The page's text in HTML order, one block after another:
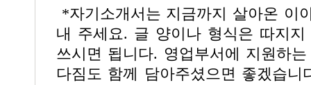
*자기소개서는 지금까지 살아온 이
내 주세요. 글 양이나 형식은 따지
쓰시면 됩니다. 영업부서에 지원하
다짐도 함께 담아주셨으면 좋겠습